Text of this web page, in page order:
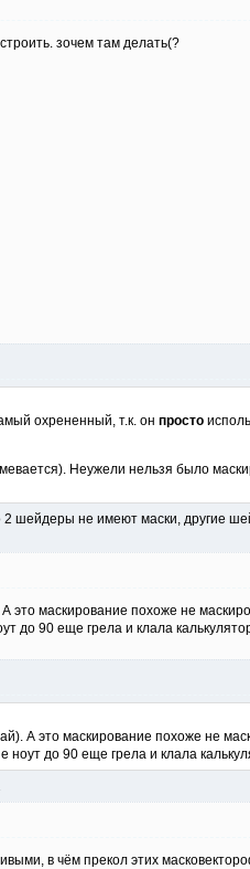
зочем там делать(?
охрененный, т.к. он просто
Неужели нельзя было
шейдеры не имеют маски, другие
маскирование похоже не
до 90 еще грела и клала
А это маскирование похоже не
ноут до 90 еще грела и клала
в чём прекол этих